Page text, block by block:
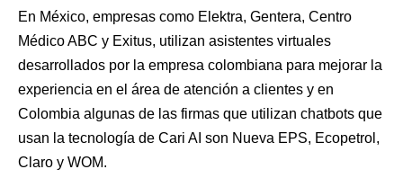
En México, empresas como Elektra, Gentera, Centro
Médico ABC y Exitus, utilizan asistentes virtuales
desarrollados por la empresa colombiana para mejorar la
experiencia en el área de atención a clientes y en
Colombia algunas de las firmas que utilizan chatbots que
usan la tecnología de Cari AI son Nueva EPS, Ecopetrol,
Claro y WOM.